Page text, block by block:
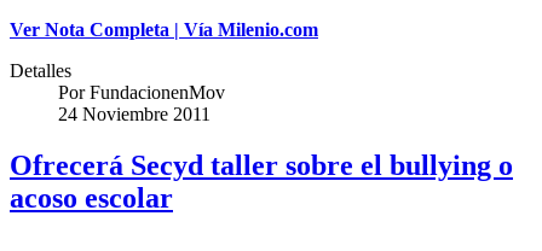
Ver Nota Completa | Vía Milenio.com
Detalles
PorFundacionenMov
24 Noviembre 2011
Ofrecerá Secyd taller sobre el bullying o
acoso escolar